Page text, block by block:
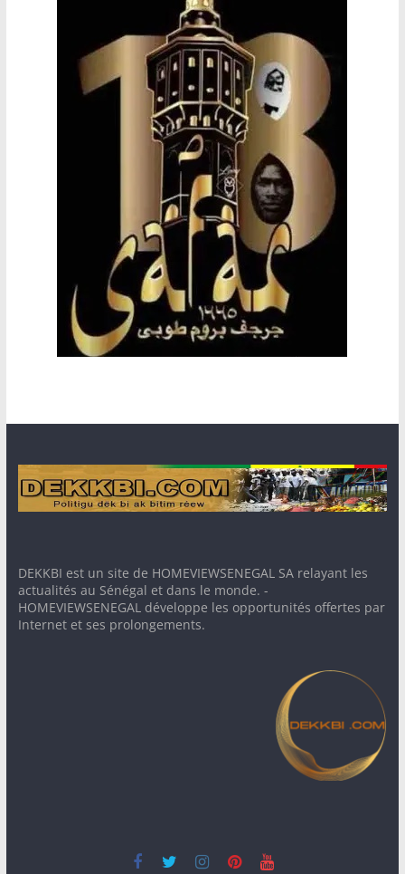
DEKKBI est un site de HOMEVIEWSENEGAL SA relayant les
actualités au Sénégal et dans le monde. -
HOMEVIEWSENEGAL développe les opportunités offertes par
Internet et ses prolongements.